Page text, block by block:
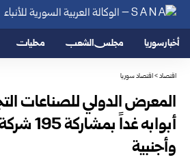
أخبار سوريا مجلس الشعب محليات
اقتصاد>اقتصاد سوريا
المعرض الدولي للصناعات
أبوابه
وأجنبية